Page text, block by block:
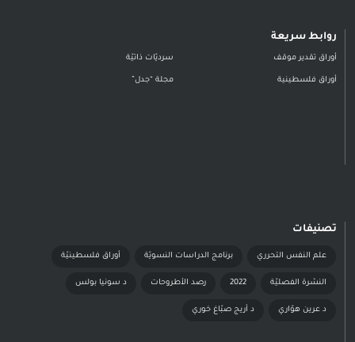
روابط سريعة
أوراق تقدير موقف سرديّات ذاتيّة
أوراق فلسطينية مجلة “جدل”
تصنيفات
علم النفس التحرري برنامج الدراسات النسويّة أوراق فلسطينيّة
النشرة الفصليّة 2022 رصد الأطروحات د سونيا بولس
د عرين هوّاري د أريج صبّاغ خوري